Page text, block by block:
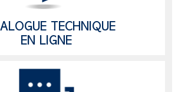
TECHNIQUE
EN LIGNE